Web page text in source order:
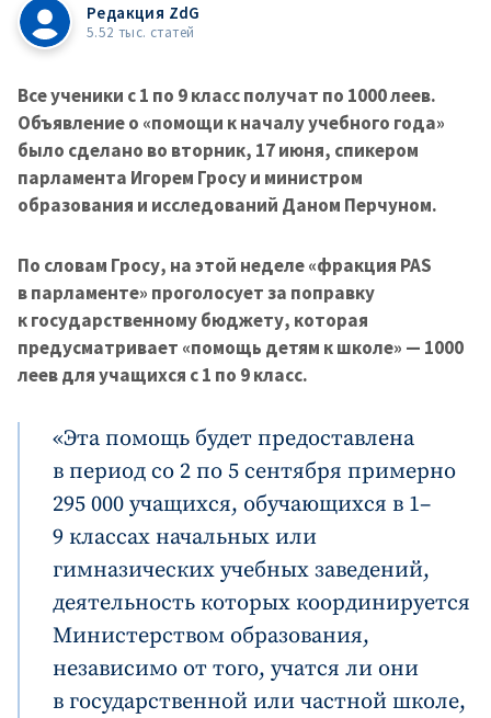
Редакция ZdG
5.52 тыс. статей
Все ученики с 1 по 9 класс получат по 1000 леев.
Объявление о «помощи к началу учебного года»
было сделано во вторник, 17 июня, спикером
парламента Игорем Гросу и министром
образования и исследований Даном Перчуном.
По словам Гросу, на этой неделе «фракция PAS
в парламенте» проголосует за поправку
к государственному бюджету, которая
предусматривает «помощь детям к школе» — 1000
леев для учащихся с 1 по 9 класс.
«Эта помощь будет предоставлена
в период со 2 по 5 сентября примерно
295 000 учащихся, обучающихся в 1–
9 классах начальных или
гимназических учебных заведений,
деятельность которых координируется
Министерством образования,
независимо от того, учатся ли они
в государственной или частной школе,